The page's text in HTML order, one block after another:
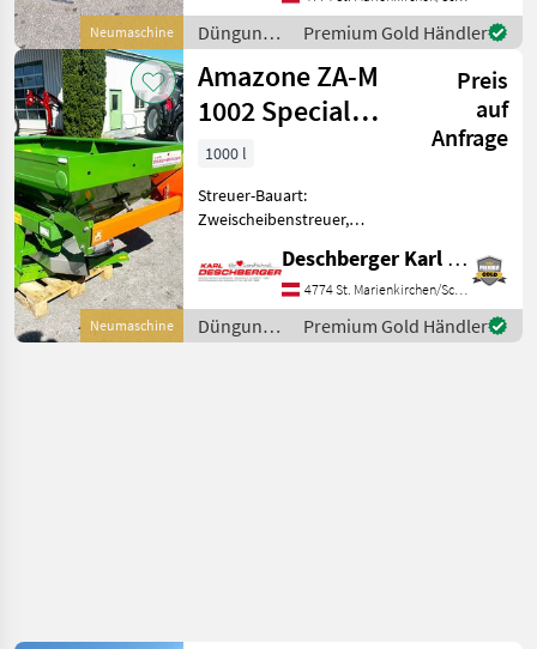
Neumaschine
Easy Düngerstreuer mit
EasySet 2 Bedienung, 7-
poliges Signalkabe
Düngung
und
Beregnung
/ Amazone
Premium Gold Händler
Neumaschine
Amazone ZA-M
1002 Special
Düngerstreuer
Preis
auf
Anfrage
1000 l
Streuer-Bauart:
Zweischeibenstreuer,
Betätigung,
Grenzstreueinrichtung
Amazone ZA-M 1002 Special
Düngerstreuer mit Safety-
Deschberger Karl Landtechnik GesmbH & Co KG
4774 St. Marienkirchen/Schärding
Düngung
und
Premium Gold Händler